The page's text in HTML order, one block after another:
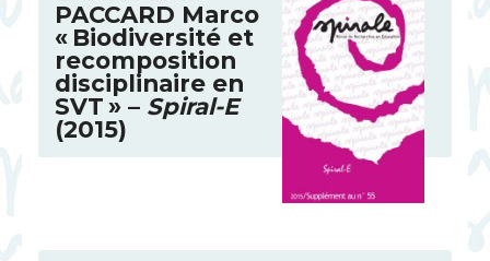
PACCARD Marco
« Biodiversité et
recomposition
disciplinaire en
SVT» – Spiral-E
(2015)